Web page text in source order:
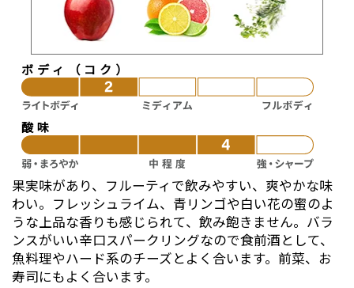
ボディ（コク）
酸味
果実味があり、フルーティで飲みやすい、爽やかな味
わい。フレッシュライム、青リンゴや白い花の蜜のよ
うな上品な香りも感じられて、飲み飽きません。バラ
ンスがいい辛口スパークリングなので食前酒として、
魚料理やハード系のチーズとよく合います。前菜、お
寿司にもよく合います。